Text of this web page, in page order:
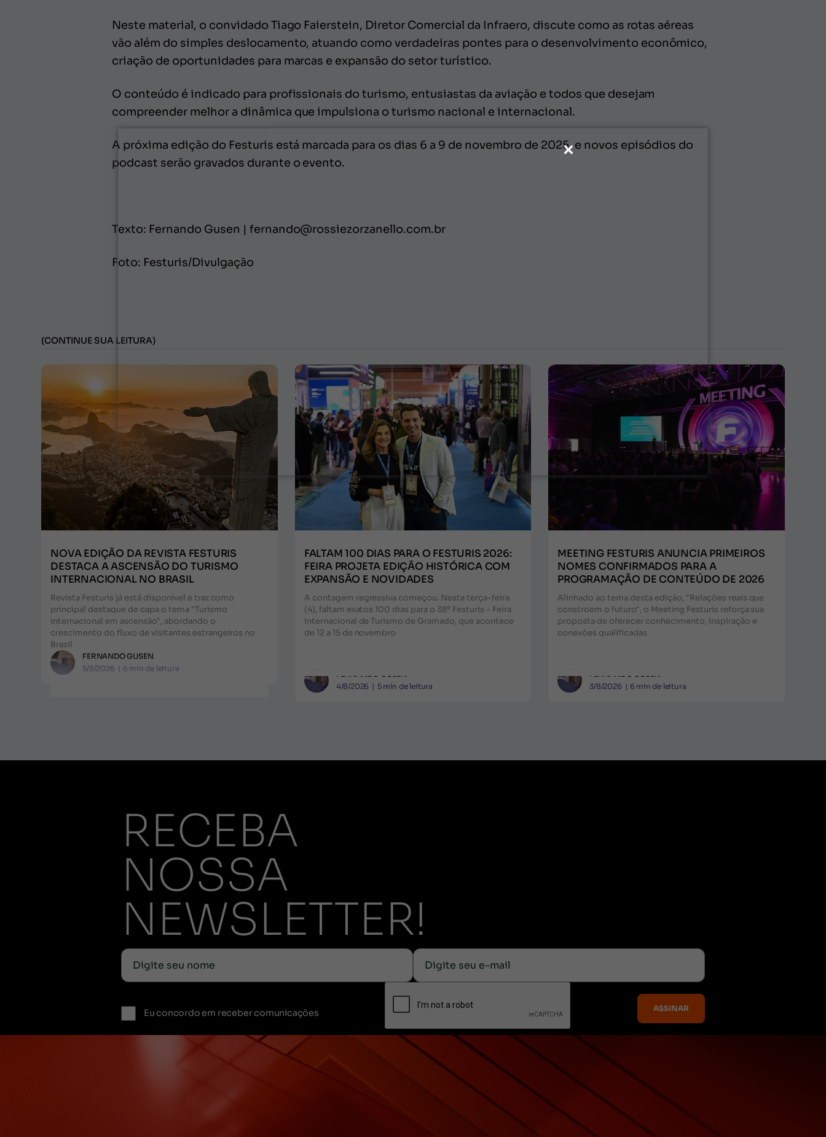
Neste material, o convidado Tiago Faierstein, Diretor Comercial da Infraero, discute como as rotas aéreas
vão além do simples deslocamento, atuando como verdadeiras pontes para o desenvolvimento econômico,
criação de oportunidades para marcas e expansão do setor turístico.
O conteúdo é indicado para profissionais do turismo, entusiastas da aviação e todos que desejam
compreender melhor a dinâmica que impulsiona o turismo nacional e internacional.
A próxima edição do Festuris está marcada para os dias 6 a 9 de novembro de 2025, e novos episódios do
podcast serão gravados durante o evento.
Texto: Fernando Gusen | fernando@rossiezorzanello.com.br
Foto: Festuris/Divulgação
(CONTINUE SUA LEITURA)
NOVA EDIÇÃO DA REVISTA FESTURIS
DESTACA A ASCENSÃO DO TURISMO
INTERNACIONAL NO BRASIL
Revista Festuris já está disponível e traz como
principal destaque de capa o tema "Turismo
internacional em ascensão", abordando o
crescimento do fluxo de visitantes estrangeiros no
Brasil
FERNANDO GUSEN
5/8/2026 | 6 min de leitura
FALTAM 100 DIAS PARA O FESTURIS 2026:
FEIRA PROJETA EDIÇÃO HISTÓRICA COM
EXPANSÃO E NOVIDADES
A contagem regressiva começou. Nesta terça-feira
(4), faltam exatos 100 dias para o 38º Festuris – Feira
Internacional de Turismo de Gramado, que acontece
de 12 a 15 de novembro
FERNANDO GUSEN
4/8/2026 | 5 min de leitura
MEETING FESTURIS ANUNCIA PRIMEIROS
NOMES CONFIRMADOS PARA A
PROGRAMAÇÃO DE CONTEÚDO DE 2026
Alinhado ao tema desta edição, "Relações reais que
constroem o futuro", o Meeting Festuris reforça sua
proposta de oferecer conhecimento, inspiração e
conexões qualificadas
FERNANDO GUSEN
3/8/2026 | 6 min de leitura
RECEBA
NOSSA
NEWSLETTER!
Eu concordo em receber comunicações